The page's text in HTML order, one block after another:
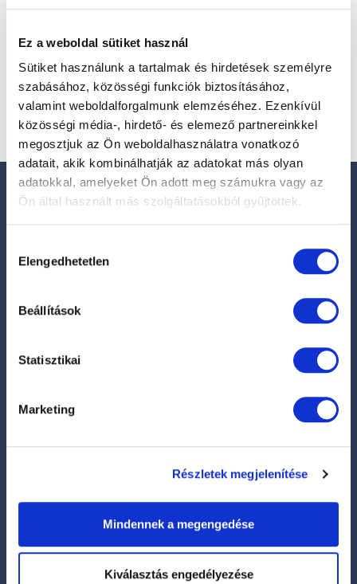
Ez a weboldal sütiket használ
Sütiket használunk a tartalmak és hirdetések személyre
szabásához, közösségi funkciók biztosításához,
valamint weboldalforgalmunk elemzéséhez. Ezenkívül
közösségi média-, hirdető- és elemező partnereinkkel
megosztjuk az Ön weboldalhasználatra vonatkozó
adatait, akik kombinálhatják az adatokat más olyan
adatokkal, amelyeket Ön adott meg számukra vagy az
Ön által használt más szolgáltatásokból gyűjtöttek.
kiválasztása
Elengedhetetlen
Beállítások
Statisztikai
Marketing
Részletek megjelenítése
Mindennek a megengedése
Kiválasztás engedélyezése
Íratkozzon fel
Hírek, érdekességek a szemészet világából.
* " a kötelező mezőket jelöli
Adatkezelési Tájékoztatót.